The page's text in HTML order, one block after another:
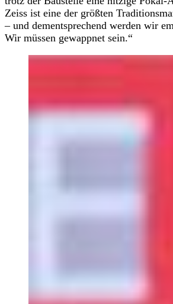
Zeiss ist eine der größten
– und dementsprechend werden wir
Wir müssen gewappnet sein.“